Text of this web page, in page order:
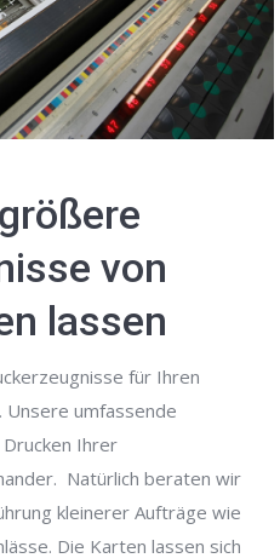
von
lassen
für Ihren
umfassende
Ihrer
Natürlich beraten wir
kleinerer Aufträge wie
Die Karten lassen sich